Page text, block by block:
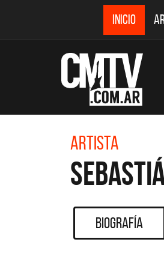
INICIO
Artista
Biografía
DESTACADOS